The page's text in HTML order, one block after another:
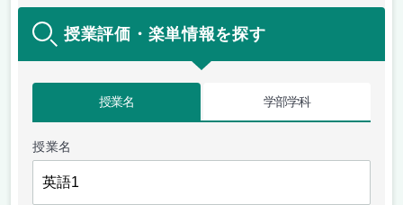
授業評価・楽単情報を探す
授業名 学部学科
授業名